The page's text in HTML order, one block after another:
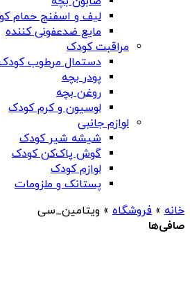
لیف و اسفنج حمام
مایع ضدعفونی کننده
مراقبت کودک
دستمال مرطوب
پودر بچه
روغن بچه
لوسیون و کرم کودک
لوازم جانبی
شیشه شیر کودک
گوش پاک‌کن کودک
لوازم کودک
پستانک و ملزومات
خانه » فروشگاه » ویتامین_سی
صافی‌ها